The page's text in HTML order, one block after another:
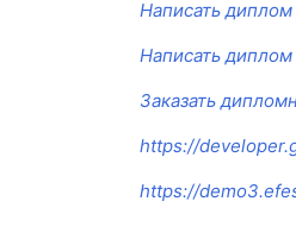
Написать
Написать
Заказать
https://
https://